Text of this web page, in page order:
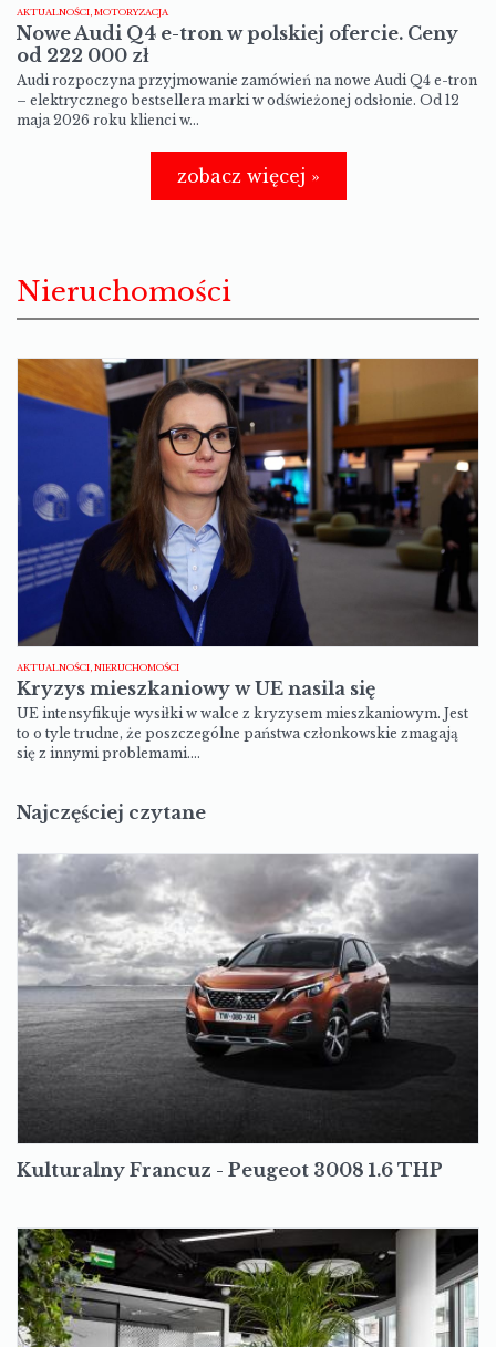
AKTUALNOŚCI, MOTORYZACJA
Nowe Audi Q4 e-tron w polskiej ofercie. Ceny
od 222 000 zł
Audi rozpoczyna przyjmowanie zamówień na nowe Audi Q4 e-tron
– elektrycznego bestsellera marki w odświeżonej odsłonie. Od 12
maja 2026 roku klienci w…
zobacz więcej »
Nieruchomości
AKTUALNOŚCI, NIERUCHOMOŚCI
Kryzys mieszkaniowy w UE nasila się
UE intensyfikuje wysiłki w walce z kryzysem mieszkaniowym. Jest
to o tyle trudne, że poszczególne państwa członkowskie zmagają
się z innymi problemami.…
Najczęściej czytane
Kulturalny Francuz - Peugeot 3008 1.6 THP